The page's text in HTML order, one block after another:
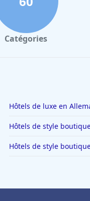
Catégories
Hôtels de luxe en
Hôtels de style
Hôtels de style